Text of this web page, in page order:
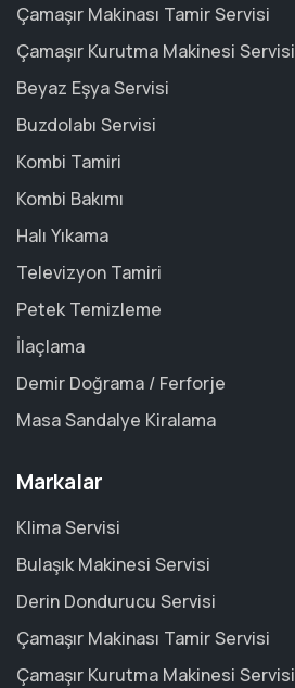
Çamaşır Makinası Tamir Servisi
Çamaşır Kurutma Makinesi Servisi
Beyaz Eşya Servisi
Buzdolabı Servisi
Kombi Tamiri
Kombi Bakımı
Halı Yıkama
Televizyon Tamiri
Petek Temizleme
İlaçlama
Demir Doğrama / Ferforje
Masa Sandalye Kiralama
Markalar
Klima Servisi
Bulaşık Makinesi Servisi
Derin Dondurucu Servisi
Çamaşır Makinası Tamir Servisi
Çamaşır Kurutma Makinesi Servisi